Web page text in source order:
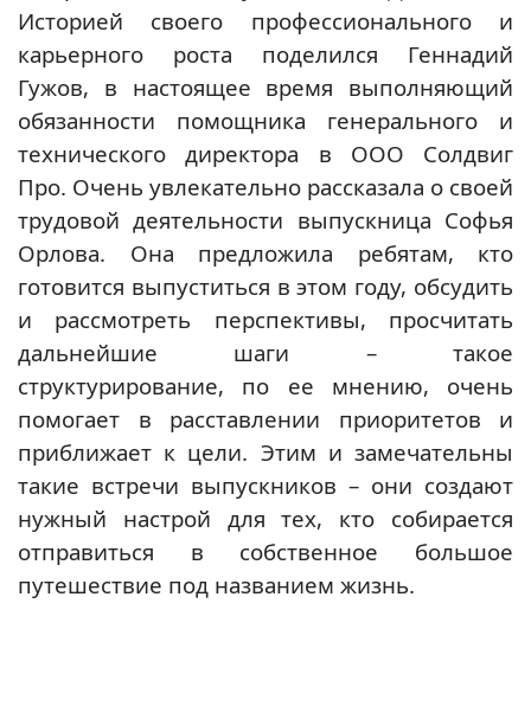
Историей своего профессионального и
карьерного роста поделился Геннадий
Гужов, в настоящее время выполняющий
обязанности помощника генерального и
технического директора в ООО Солдвиг
Про. Очень увлекательно рассказала о своей
трудовой деятельности выпускница Софья
Орлова. Она предложила ребятам, кто
готовится выпуститься в этом году, обсудить
и рассмотреть перспективы, просчитать
дальнейшие шаги – такое
структурирование, по ее мнению, очень
помогает в расставлении приоритетов и
приближает к цели. Этим и замечательны
такие встречи выпускников – они создают
нужный настрой для тех, кто собирается
отправиться в собственное большое
путешествие под названием жизнь.